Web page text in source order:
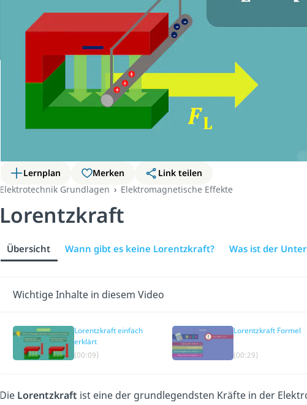
Lernplan Merken
Link teilen
Elektrotechnik Grundlagen
Elektromagnetische Effekte
Lorentzkraft
Übersicht Wann gibt es keine Lorentzkraft? Was ist der
Wichtige Inhalte in diesem Video
Lorentzkraft einfach
erklärt
(00:09)
Lorentzkraft Formel
(00:29)
Die Lorentzkraft ist eine der grundlegendsten Kräfte in der